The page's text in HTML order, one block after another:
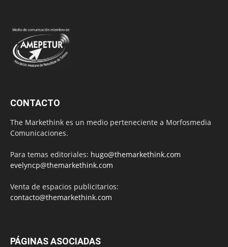
CONTACTO
The Markethink es un medio perteneciente a Morfosmedia
Comunicaciones.
Para temas editoriales: hugo@themarkethink.com
evelyncp@themarkethink.com
Venta de espacios publicitarios:
contacto@themarkethink.com
PÁGINAS ASOCIADAS